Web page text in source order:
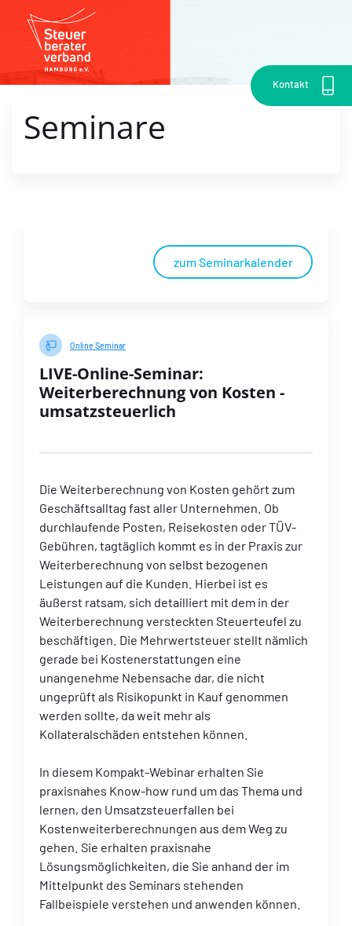
Kontakt
Seminare
zum Seminarkalender
Online Seminar
LIVE-Online-Seminar:
Weiterberechnung von Kosten -
umsatzsteuerlich
Die Weiterberechnung von Kosten gehört zum
Geschäftsalltag fast aller Unternehmen. Ob
durchlaufende Posten, Reisekosten oder TÜV-
Gebühren, tagtäglich kommt es in der Praxis zur
Weiterberechnung von selbst bezogenen
Leistungen auf die Kunden. Hierbei ist es
äußerst ratsam, sich detailliert mit dem in der
Weiterberechnung versteckten Steuerteufel zu
beschäftigen. Die Mehrwertsteuer stellt nämlich
gerade bei Kostenerstattungen eine
unangenehme Nebensache dar, die nicht
ungeprüft als Risikopunkt in Kauf genommen
werden sollte, da weit mehr als
Kollateralschäden entstehen können.
In diesem Kompakt-Webinar erhalten Sie
praxisnahes Know-how rund um das Thema und
lernen, den Umsatzsteuerfallen bei
Kostenweiterberechnungen aus dem Weg zu
gehen. Sie erhalten praxisnahe
Lösungsmöglichkeiten, die Sie anhand der im
Mittelpunkt des Seminars stehenden
Fallbeispiele verstehen und anwenden können.